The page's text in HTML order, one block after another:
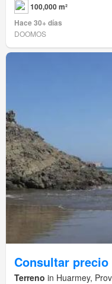
100,000 m²
Hace 30+ días
DOOMOS
Consultar precio
Terreno in Huarmey,